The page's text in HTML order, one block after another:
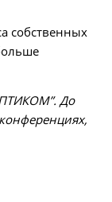
собственных
До